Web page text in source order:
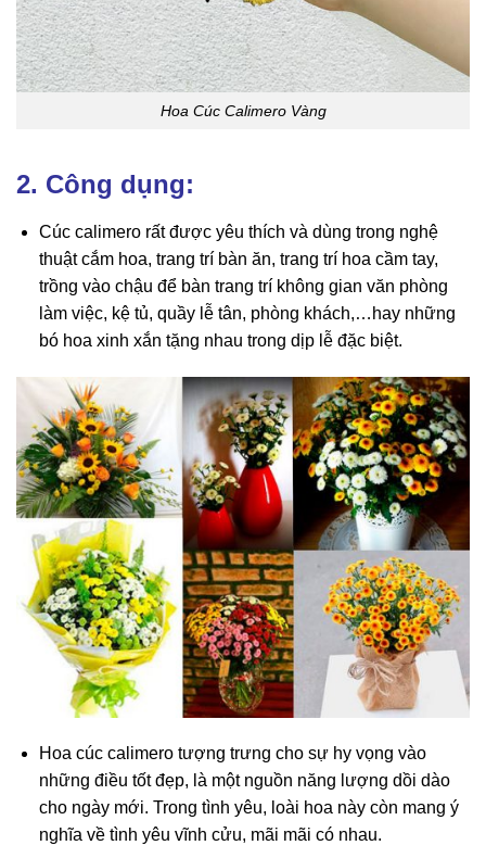
Hoa Cúc Calimero Vàng
2. Công dụng:
Cúc calimero rất được yêu thích và dùng trong nghệ
thuật cắm hoa, trang trí bàn ăn, trang trí hoa cầm tay,
trồng vào chậu để bàn trang trí không gian văn phòng
làm việc, kệ tủ, quầy lễ tân, phòng khách,…hay những
bó hoa xinh xắn tặng nhau trong dịp lễ đặc biệt.
Hoa cúc calimero tượng trưng cho sự hy vọng vào
những điều tốt đẹp, là một nguồn năng lượng dồi dào
cho ngày mới. Trong tình yêu, loài hoa này còn mang ý
nghĩa về tình yêu vĩnh cửu, mãi mãi có nhau.